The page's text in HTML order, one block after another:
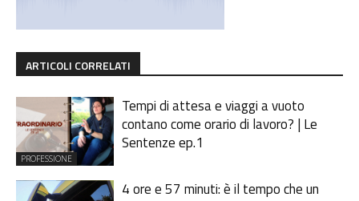
ARTICOLI CORRELATI
PROFESSIONE
Tempi di attesa e viaggi a vuoto
contano come orario di lavoro? | Le
Sentenze ep.1
4 ore e 57 minuti: è il tempo che un